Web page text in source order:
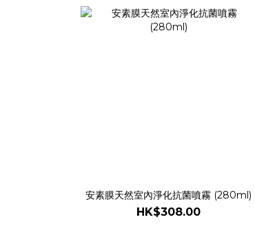
安素膜天然室內淨化抗菌噴霧 (280ml)
HK$308.00